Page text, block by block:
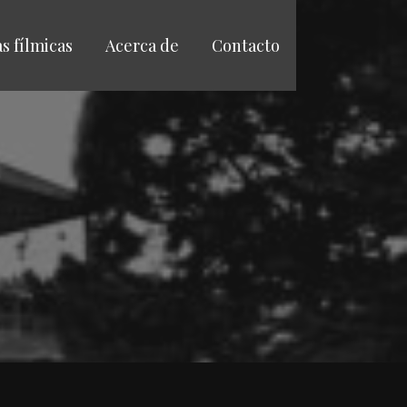
fílmicas Acerca de Contacto